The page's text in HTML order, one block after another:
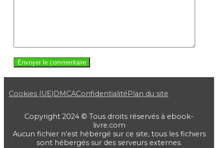
Cookies (UE)DMCAConfidentialitéPlan du site
Copyright 2024 © Tous droits réservés à ebook-
livre.com
Aucun fichier n'est hébergé sur ce site, tous les fichiers
sont hébergés sur des serveurs externes.